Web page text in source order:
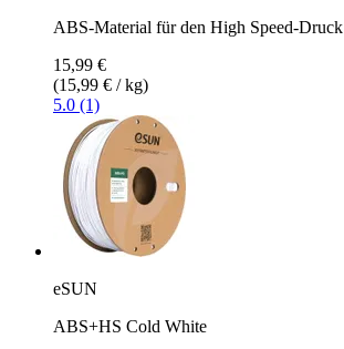
ABS-Material für den High Speed-Druck
15,99 €
(15,99 € / kg)
5.0 (1)
eSUN
ABS+HS Cold White